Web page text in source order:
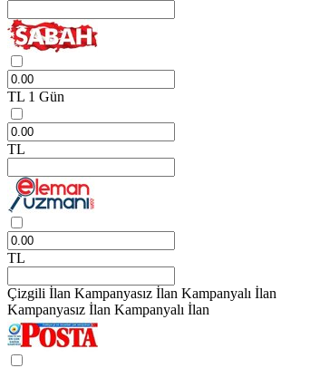
TL 1 Gün
TL
TL
Çizgili İlan Kampanyasız İlan Kampanyalı İlan
Kampanyasız İlan Kampanyalı İlan